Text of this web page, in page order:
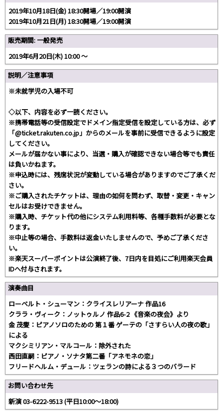
2019年10月18日(金) 18:30開場／19:00開演
2019年10月21日(月) 18:30開場／19:00開演
販売期間: 一般発売
2019年6月20日(木) 10:00 〜
説明／注意事項
※未就学児の入場不可
◇以下、内容を必ず一読ください。
※携帯電話等の受信設定でドメイン指定受信を設定している方は、必ず
「@ticket.rakuten.co.jp」からのメールを事前に受信できるように設定
してください。
メールが届かない事により、当選・購入が確認できない場合等でも責任
は負いかねます。
※申込時には、残席状況が変動している場合がありますのでご了承くだ
さい。
※ご購入されたチケットは、理由の如何を問わず、取替・変更・キャン
セルはお受けできません。
※購入時、チケット代の他にシステム利用料等、各種手数料が必要とな
ります。
※中止等の場合、手数料は返金いたしませんので、予めご了承くださ
い。
※楽天スーパーポイントは公演終了後、7日内を目処にご利用楽天会員
IDへ付与されます。
演奏曲目
ローベルト・シューマン：クライスレリアーナ 作品16
クララ・ヴィーク：ノットゥルノ 作品6-2 《音楽の夜会》より
金 茂燮：ピアノソロのための 第１番 ゲーテの「さすらい人の夜の歌」
による
マクシミリアン・マルコール：除外された
西田直嗣：ピアノ・ソナタ第二番「アネモネの恋」
フリードヘルム・デュール：ツェランの詩による３つのバラード
お問い合わせ先
新演 03-6222-9513 (平日10:00～18:00)